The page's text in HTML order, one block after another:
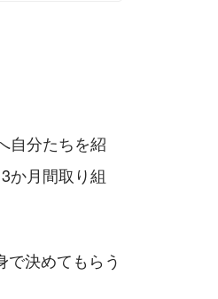
自分たちを紹
か月間取り組
決めてもらう